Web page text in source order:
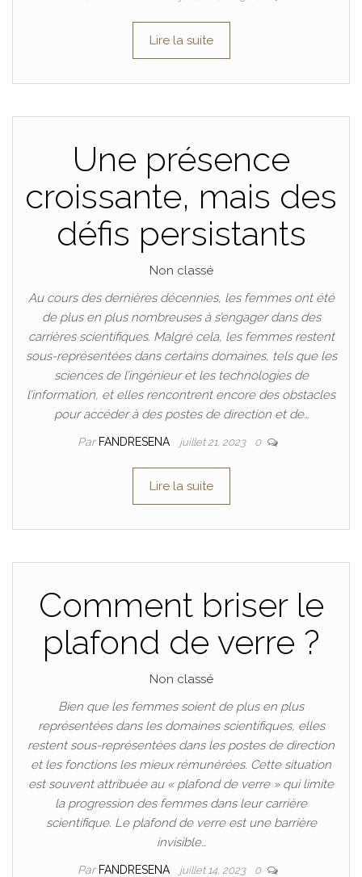
Lire la suite
Une présence
croissante, mais des
défis persistants
Non classé
Au cours des dernières décennies, les femmes ont été
de plus en plus nombreuses à s’engager dans des
carrières scientifiques. Malgré cela, les femmes restent
sous-représentées dans certains domaines, tels que les
sciences de l’ingénieur et les technologies de
l’information, et elles rencontrent encore des obstacles
pour accéder à des postes de direction et de…
Par FANDRESENA juillet 21, 2023 0
Lire la suite
Comment briser le
plafond de verre ?
Non classé
Bien que les femmes soient de plus en plus
représentées dans les domaines scientifiques, elles
restent sous-représentées dans les postes de direction
et les fonctions les mieux rémunérées. Cette situation
est souvent attribuée au « plafond de verre » qui limite
la progression des femmes dans leur carrière
scientifique. Le plafond de verre est une barrière
invisible…
Par FANDRESENA juillet 14, 2023 0